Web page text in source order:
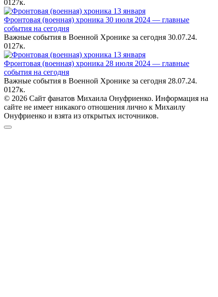
0127к.
Фронтовая (военная) хроника 30 июля 2024 — главные
события на сегодня
Важные события в Военной Хронике за сегодня 30.07.24.
0127к.
Фронтовая (военная) хроника 28 июля 2024 — главные
события на сегодня
Важные события в Военной Хронике за сегодня 28.07.24.
0127к.
© 2026 Сайт фанатов Михаила Онуфриенко. Информация на
сайте не имеет никакого отношения лично к Михаилу
Онуфриенко и взята из открытых источников.